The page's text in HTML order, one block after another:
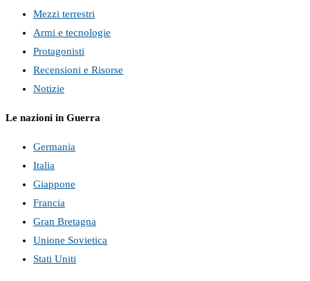
Mezzi terrestri
Armi e tecnologie
Protagonisti
Recensioni e Risorse
Notizie
Le nazioni in Guerra
Germania
Italia
Giappone
Francia
Gran Bretagna
Unione Sovietica
Stati Uniti